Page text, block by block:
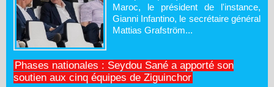
Maroc, le président de l'instance,
Gianni Infantino, le secrétaire général
Mattias Grafström...
Phases nationales : Seydou Sané a apporté son
soutien aux cinq équipes de Ziguinchor